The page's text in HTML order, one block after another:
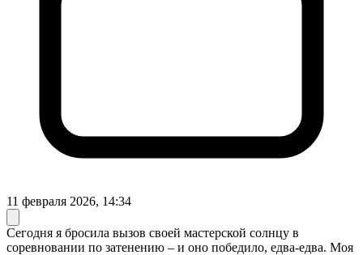
11 февраля 2026, 14:34
Сегодня я бросила вызов своей мастерской солнцу в
соревновании по затенению – и оно победило, едва-едва. Моя